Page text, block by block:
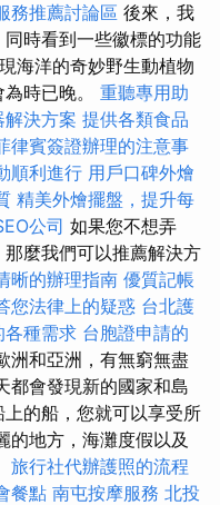
務推薦討論區 後來，我
時看到一些徽標的功能
海洋的奇妙野生動植物
時已晚。 重聽專用助
決方案 提供各類食品
律賓簽證辦理的注意事
順利進行 用戶口碑外燴
精美外燴擺盤，提升每
公司 如果您不想弄
麼我們可以推薦解決方
晰的辦理指南 優質記帳
您法律上的疑惑 台北護
各種需求 台胞證申請的
洲和亞洲，有無窮無盡
都會發現新的國家和島
的船，您就可以享受所
的地方，海灘度假以及
旅行社代辦護照的流程
餐點 南屯按摩服務 北投